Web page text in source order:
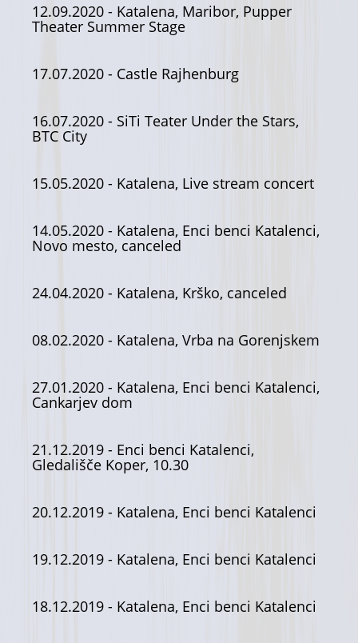
12.09.2020 - Katalena, Maribor, Pupper
Theater Summer Stage
17.07.2020 - Castle Rajhenburg
16.07.2020 - SiTi Teater Under the Stars,
BTC City
15.05.2020 - Katalena, Live stream concert
14.05.2020 - Katalena, Enci benci Katalenci,
Novo mesto, canceled
24.04.2020 - Katalena, Krško, canceled
08.02.2020 - Katalena, Vrba na Gorenjskem
27.01.2020 - Katalena, Enci benci Katalenci,
Cankarjev dom
21.12.2019 - Enci benci Katalenci,
Gledališče Koper, 10.30
20.12.2019 - Katalena, Enci benci Katalenci
19.12.2019 - Katalena, Enci benci Katalenci
18.12.2019 - Katalena, Enci benci Katalenci